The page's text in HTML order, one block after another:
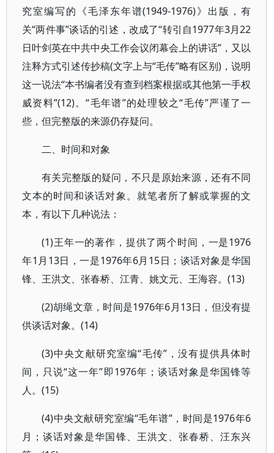
究室编写的《毛泽东年谱(1949-1976)》出版，有
关“两件事”谈话的引述，改成了“转引自1977年3月22
日叶剑英在中共中央工作会议闭幕会上的讲话”，又以
注释方式引述传抄稿(文字上与“毛传”略有区别)，说明
这一说法“本书编者没有查到档案根据或其他第一手权
威资料”(12)。“毛年谱”的处理较之“毛传”严谨了一
些，但完整版的来源仍存疑问。
二、时间和对象
有关完整版的疑问，不只是原始来源，还有不同
文本的时间和谈话对象。就笔者所了解或掌握的文
本，有以下几种说法：
(1)王年一的著作，提供了两个时间，一是1976
年1月13日，一是1976年6月15日；谈话对象是华国
锋、王洪文、张春桥、江青、姚文元、王海容。(13)
(2)胡绳文章，时间是1976年6月13日，但没有提
供谈话对象。(14)
(3)中央文献研究室编“毛传”，没有提供具体时
间，只说“这一年”即1976年；谈话对象是华国锋等
人。(15)
(4)中央文献研究室编“毛年谱”，时间是1976年6
月；谈话对象是华国锋、王洪文、张春桥、汪东兴